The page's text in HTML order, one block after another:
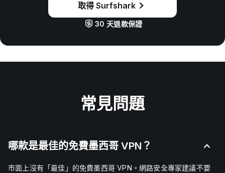
取得 Surfshark
30 天退款保證
常見問題
哪款是最佳的免費墨西哥 VPN？
市面上沒有「最佳」的免費墨西哥 VPN 。網路安全專家建議不要